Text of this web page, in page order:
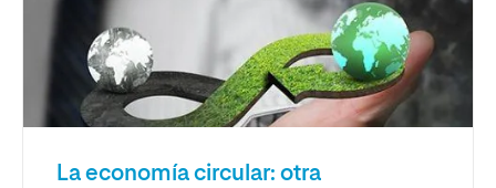
La economía circular: otra